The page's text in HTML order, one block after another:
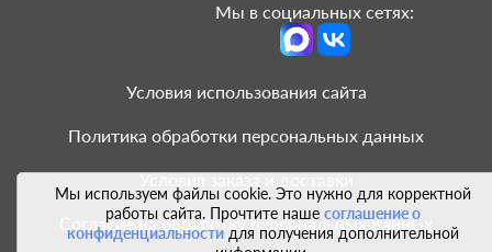
Мы используем файлы cookie. Это нужно для корректной
работы сайта. Прочтите наше соглашение о
конфиденциальностидля получения дополнительной
Мы в социальных сетях:
Условия использования сайта
Политика обработки персональных данных
Условия заказа и доставки
Согласие на обработку персональных данных